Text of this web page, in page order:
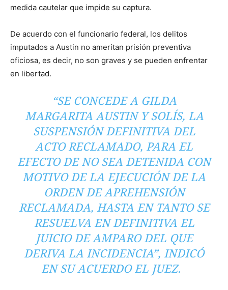
medida cautelar que impide su captura.
De acuerdo con el funcionario federal, los delitos
imputados a Austin no ameritan prisión preventiva
oficiosa, es decir, no son graves y se pueden enfrentar
en libertad.
“SE CONCEDE A GILDA
MARGARITA AUSTIN Y SOLÍS, LA
SUSPENSIÓN DEFINITIVA DEL
ACTO RECLAMADO, PARA EL
EFECTO DE NO SEA DETENIDA CON
MOTIVO DE LA EJECUCIÓN DE LA
ORDEN DE APREHENSIÓN
RECLAMADA, HASTA EN TANTO SE
RESUELVA EN DEFINITIVA EL
JUICIO DE AMPARO DEL QUE
DERIVA LA INCIDENCIA”, INDICÓ
EN SU ACUERDO EL JUEZ.